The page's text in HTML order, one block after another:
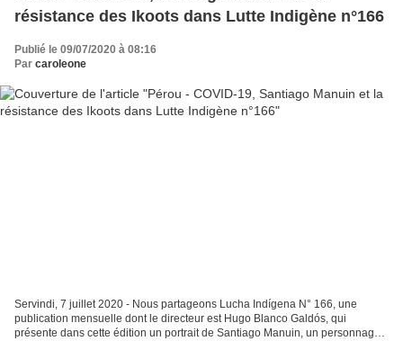
résistance des Ikoots dans Lutte Indigène n°166
Publié le 09/07/2020 à 08:16
Par caroleone
Servindi, 7 juillet 2020 - Nous partageons Lucha Indígena N° 166, une
publication mensuelle dont le directeur est Hugo Blanco Galdós, qui
présente dans cette édition un portrait de Santiago Manuin, un personnage